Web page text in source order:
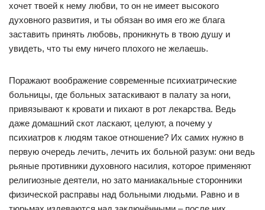
хочет твоей к нему любви, то он не имеет высокого
духовного развития, и ты обязан во имя его же блага
заставить принять любовь, проникнуть в твою душу и
увидеть, что ты ему ничего плохого не желаешь.
Поражают воображение современные психиатрические
больницы, где больных затаскивают в палату за ноги,
привязывают к кровати и пихают в рот лекарства. Ведь
даже домашний скот ласкают, целуют, а почему у
психиатров к людям такое отношение? Их самих нужно в
первую очередь лечить, лечить их больной разум: они ведь
рьяные противники духовного насилия, которое применяют
религиозные деятели, но зато маниакальные сторонники
физической расправы над больными людьми. Равно и в